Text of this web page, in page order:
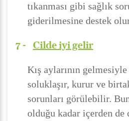
tıkanması gibi sağlık
giderilmesine destek
7 - Cilde iyi gelir
Kış aylarının
soluklaşır, kurur ve
sorunları görülebilir.
olduğu kadar içerden